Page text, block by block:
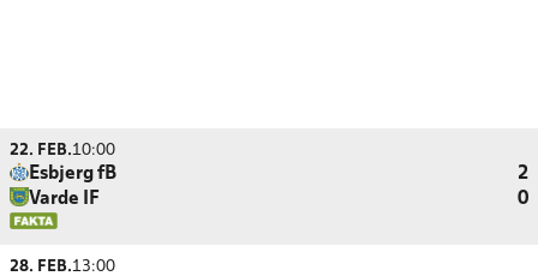
22. FEB.10:00
Esbjerg fB
2
Varde IF
0
28. FEB.13:00